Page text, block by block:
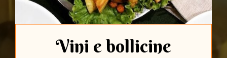
Vini e bollicine